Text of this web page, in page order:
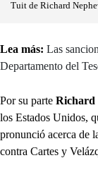
Tuit de Richard
Lea más: Las
Departamento del
Por su parte Richard
los Estados Unidos,
pronunció acerca de
contra Cartes y